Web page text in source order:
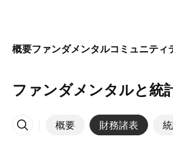
概要ファンダメンタルコミュニティ
ファンダメンタルと統
概要 財務諸表
その他